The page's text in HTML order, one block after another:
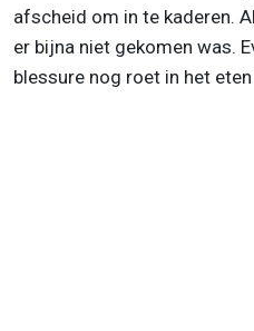
afscheid om in te kaderen.
er bijna niet gekomen was.
blessure nog roet in het